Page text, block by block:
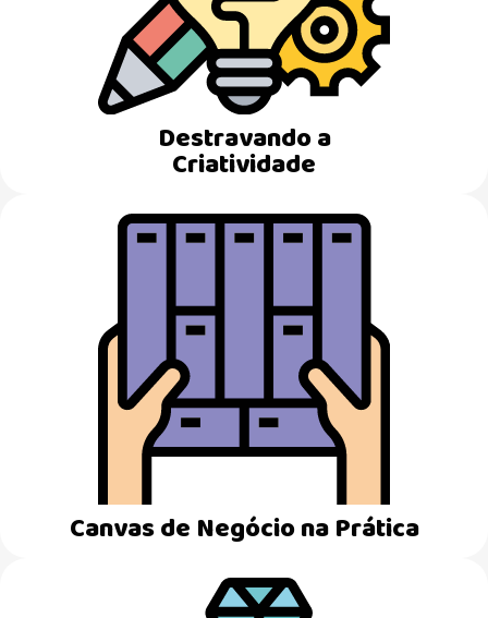
Destravando a
Criatividade
Canvas de Negócio na Prática